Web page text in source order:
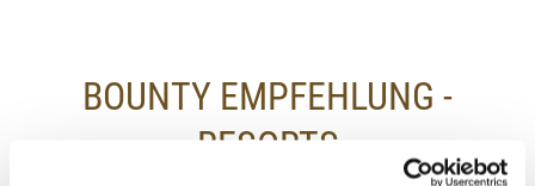
BOUNTY EMPFEHLUNG -
RESORTS